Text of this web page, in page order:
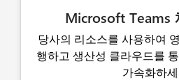
Microsoft Teams
당사의 리소스를 사용하여
행하고 생산성 클라우드를
가속화하